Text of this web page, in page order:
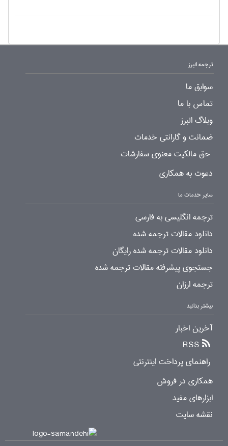
ترجمه البرز
سوابق ما
تماس با ما
وبلاگ البرز
ضمانت و گارانتی خدمات
حق مالکیت معنوی سفارشات
دعوت به همکاری
سایر خدمات ما
ترجمه انگلیسی به فارسی
دانلود مقالات ترجمه شده
دانلود مقالات ترجمه شده رایگان
جستجوی پیشرفته مقالات ترجمه شده
ترجمه ارزان
بیشتر بدانید
آخرین اخبار
RSS
راهنمای پرداخت اینترنتی
همکاری در فروش
ابزارهای مفید
نقشه سایت